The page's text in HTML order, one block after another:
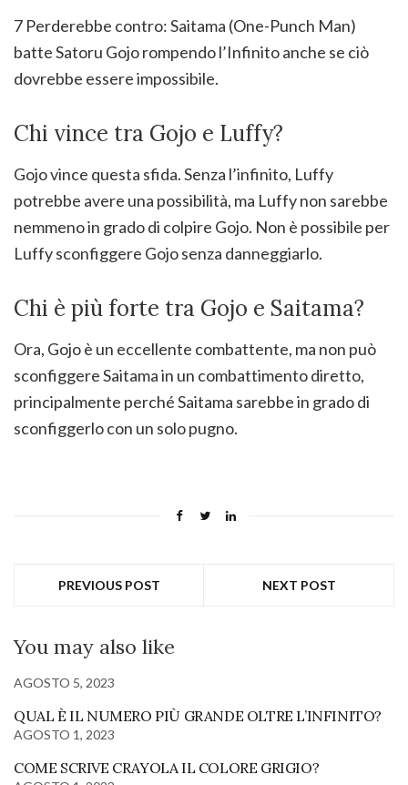
7 Perderebbe contro: Saitama (One-Punch Man)
batte Satoru Gojo rompendo l’Infinito anche se ciò
dovrebbe essere impossibile.
Chi vince tra Gojo e Luffy?
Gojo vince questa sfida. Senza l’infinito, Luffy
potrebbe avere una possibilità, ma Luffy non sarebbe
nemmeno in grado di colpire Gojo. Non è possibile per
Luffy sconfiggere Gojo senza danneggiarlo.
Chi è più forte tra Gojo e Saitama?
Ora, Gojo è un eccellente combattente, ma non può
sconfiggere Saitama in un combattimento diretto,
principalmente perché Saitama sarebbe in grado di
sconfiggerlo con un solo pugno.
PREVIOUS POST NEXT POST
You may also like
AGOSTO 5, 2023
QUAL È IL NUMERO PIÙ GRANDE OLTRE L’INFINITO?
AGOSTO 1, 2023
COME SCRIVE CRAYOLA IL COLORE GRIGIO?